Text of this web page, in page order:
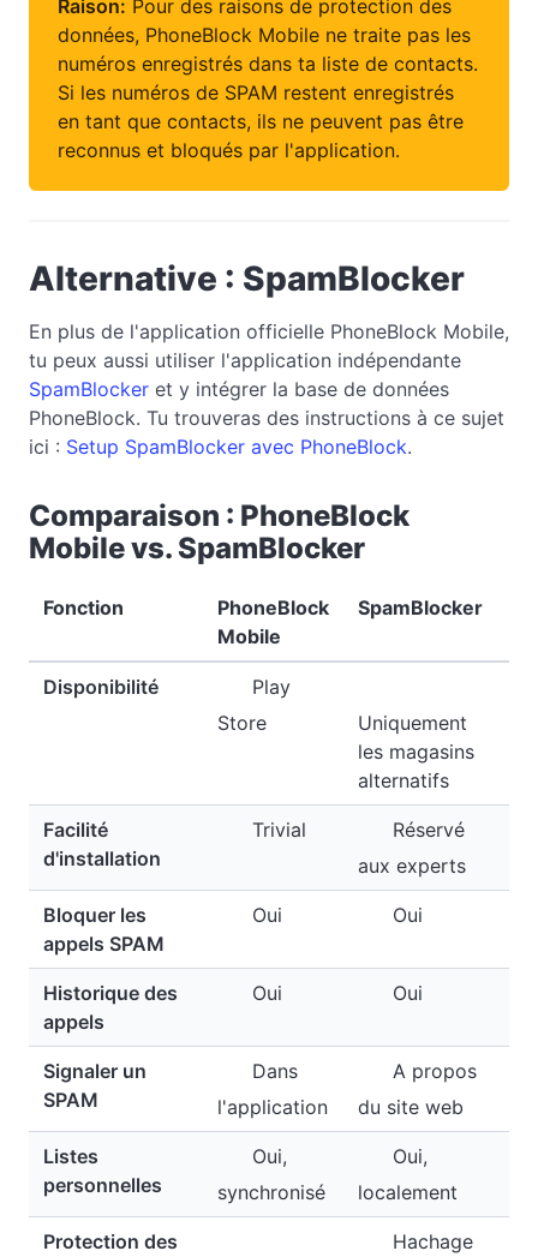
Raison: Pour des raisons de protection des
données, PhoneBlock Mobile ne traite pas les
numéros enregistrés dans ta liste de contacts.
Si les numéros de SPAM restent enregistrés
en tant que contacts, ils ne peuvent pas être
reconnus et bloqués par l'application.
Alternative : SpamBlocker
En plus de l'application officielle PhoneBlock Mobile,
tu peux aussi utiliser l'application indépendante
SpamBlocker et y intégrer la base de données
PhoneBlock. Tu trouveras des instructions à ce sujet
ici : Setup SpamBlocker avec PhoneBlock.
Comparaison : PhoneBlock
Mobile vs. SpamBlocker
Fonction
PhoneBlock
Mobile
SpamBlocker
Disponibilité
Play
Store
Uniquement
les magasins
alternatifs
Facilité
d'installation
Trivial
Réservé
aux experts
Bloquer les
appels SPAM
Oui Oui
Historique des
appels
Oui Oui
Signaler un
SPAM
Dans
l'application
A propos
du site web
Listes
personnelles
Oui,
synchronisé
Oui,
localement
Protection des
Hachage